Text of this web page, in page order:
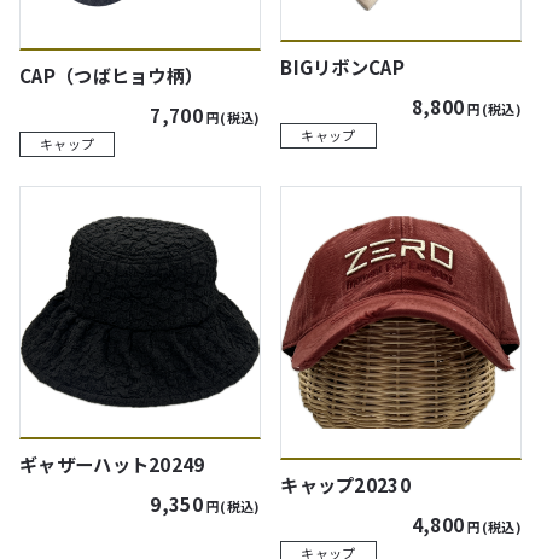
CAP（つばヒョウ柄）
7,700円(税込)
キャップ
BIGリボンCAP
8,800円(税込)
キャップ
ギャザーハット20249
9,350円(税込)
キャップ20230
4,800円(税込)
キャップ